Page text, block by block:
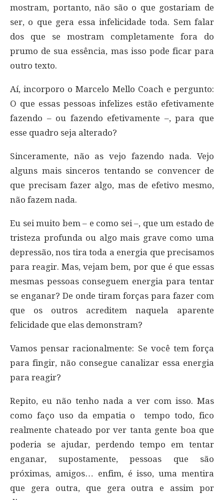
mostram, portanto, não são o que gostariam de
ser, o que gera essa infelicidade toda. Sem falar
dos que se mostram completamente fora do
prumo de sua essência, mas isso pode ficar para
outro texto.
Aí, incorporo o Marcelo Mello Coach e pergunto:
O que essas pessoas infelizes estão efetivamente
fazendo – ou fazendo efetivamente –, para que
esse quadro seja alterado?
Sinceramente, não as vejo fazendo nada. Vejo
alguns mais sinceros tentando se convencer de
que precisam fazer algo, mas de efetivo mesmo,
não fazem nada.
Eu sei muito bem – e como sei –, que um estado de
tristeza profunda ou algo mais grave como uma
depressão, nos tira toda a energia que precisamos
para reagir. Mas, vejam bem, por que é que essas
mesmas pessoas conseguem energia para tentar
se enganar? De onde tiram forças para fazer com
que os outros acreditem naquela aparente
felicidade que elas demonstram?
Vamos pensar racionalmente: Se você tem força
para fingir, não consegue canalizar essa energia
para reagir?
Repito, eu não tenho nada a ver com isso. Mas
como faço uso da empatia o tempo todo, fico
realmente chateado por ver tanta gente boa que
poderia se ajudar, perdendo tempo em tentar
enganar, supostamente, pessoas que são
próximas, amigos… enfim, é isso, uma mentira
que gera outra, que gera outra e assim por